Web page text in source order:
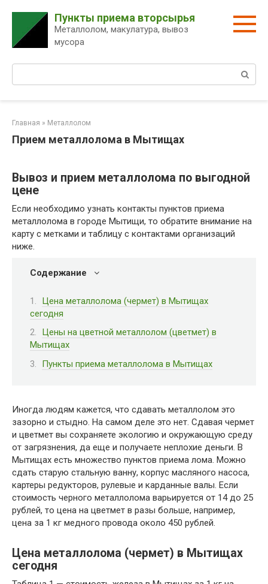
контенту
Пункты приема вторсырья
Металлолом, макулатура, вывоз
мусора
Главная » Металлолом
Прием металлолома в Мытищах
Вывоз и прием металлолома по выгодной
цене
Если необходимо узнать контакты пунктов приема
металлолома в городе Мытищи, то обратите внимание на
карту с метками и таблицу с контактами организаций
ниже.
Содержание
Цена металлолома (чермет) в Мытищах
сегодня
Цены на цветной металлолом (цветмет) в
Мытищах
Пункты приема металлолома в Мытищах
Иногда людям кажется, что сдавать металлолом это
зазорно и стыдно. На самом деле это нет. Сдавая чермет
и цветмет вы сохраняете экологию и окружающую среду
от загрязнения, да еще и получаете неплохие деньги. В
Мытищах есть множество пунктов приема лома. Можно
сдать старую стальную ванну, корпус масляного насоса,
картеры редукторов, рулевые и карданные валы. Если
стоимость черного металлолома варьируется от 14 до 25
рублей, то цена на цветмет в разы больше, например,
цена за 1 кг медного провода около 450 рублей.
Цена металлолома (чермет) в Мытищах
сегодня